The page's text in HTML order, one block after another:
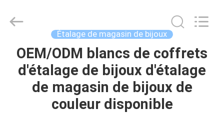
MAISON
PRODUITS
Display
Shelves
Reserved.
Étalage de magasin de bijoux
OEM/ODM blancs de coffrets
d'étalage de bijoux d'étalage
de magasin de bijoux de
couleur disponible